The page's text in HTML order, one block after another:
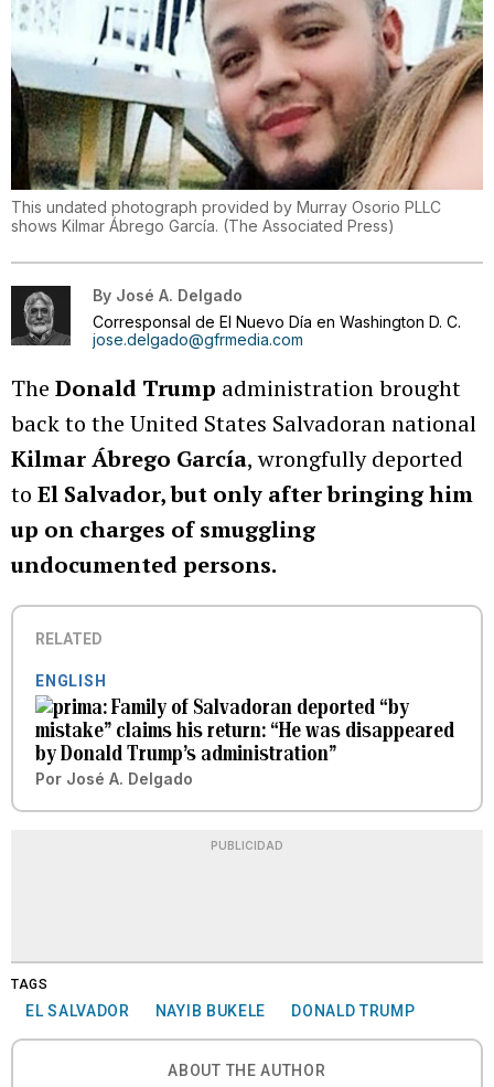
This undated photograph provided by Murray Osorio PLLC
shows Kilmar Ábrego García. (The Associated Press)
By José A. Delgado
Corresponsal de El Nuevo Día en Washington D. C.
jose.delgado@gfrmedia.com
The Donald Trump administration brought
back to the United States Salvadoran national
Kilmar Ábrego García, wrongfully deported
to El Salvador, but only after bringing him
up on charges of smuggling
undocumented persons.
RELATED
ENGLISH
Family of Salvadoran deported “by
mistake” claims his return: “He was disappeared
by Donald Trump’s administration”
Por José A. Delgado
PUBLICIDAD
TAGS
EL SALVADOR NAYIB BUKELE DONALD TRUMP
ABOUT THE AUTHOR